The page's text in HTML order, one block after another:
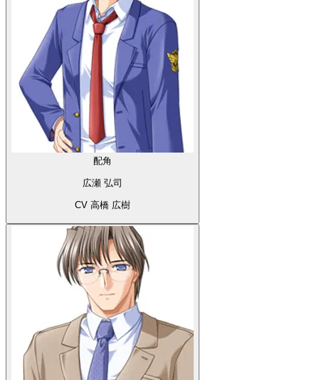
配角
広瀬 弘司
CV 高橋 広樹